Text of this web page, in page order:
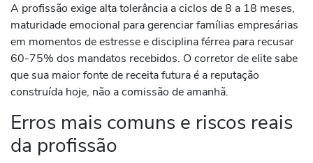
A profissão exige alta tolerância a ciclos de 8 a 18 meses,
maturidade emocional para gerenciar famílias empresárias
em momentos de estresse e disciplina férrea para recusar
60-75% dos mandatos recebidos. O corretor de elite sabe
que sua maior fonte de receita futura é a reputação
construída hoje, não a comissão de amanhã.
Erros mais comuns e riscos reais
da profissão